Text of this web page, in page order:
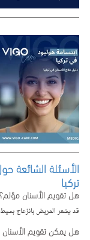
الأسئلة الشائعة
تركيا
هل تقويم الأسنان مؤلم؟
قد يشعر المريض بانزعاج بسيط
هل يمكن تقويم الأسنان